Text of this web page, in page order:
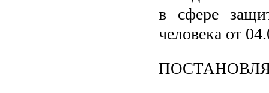
в сфере
человека от